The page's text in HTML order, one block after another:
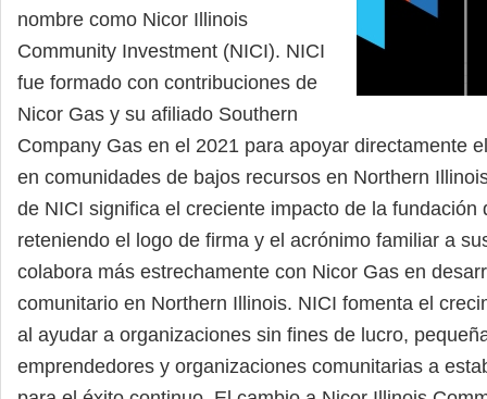
nombre como Nicor Illinois
Community Investment (NICI). NICI
fue formado con contribuciones de
Nicor Gas y su afiliado Southern
Company Gas en el 2021 para apoyar directamente
en comunidades de bajos recursos en Northern
de NICI significa el creciente impacto de la fundación
reteniendo el logo de firma y el acrónimo familiar a
colabora más estrechamente con Nicor Gas en
comunitario en Northern Illinois. NICI fomenta el
al ayudar a organizaciones sin fines de lucro,
emprendedores y organizaciones comunitarias a